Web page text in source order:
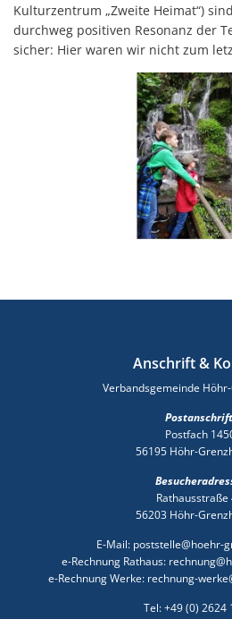
Kulturzentrum „Zweite Heimat“)
durchweg positiven Resonanz der
sicher: Hier waren wir nicht zum
Anschrift &
Verbandsgemeinde
Postfach
56195 Höhr-
Rathausstraße
56203 Höhr-
E-Mail: poststelle@hoehr-
e-Rechnung Rathaus:
e-Rechnung Werke: rechnung-
Tel: +49 (0) 2624